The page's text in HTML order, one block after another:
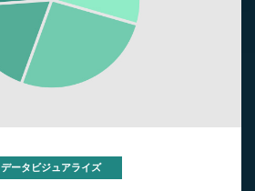
データビジュアライズ